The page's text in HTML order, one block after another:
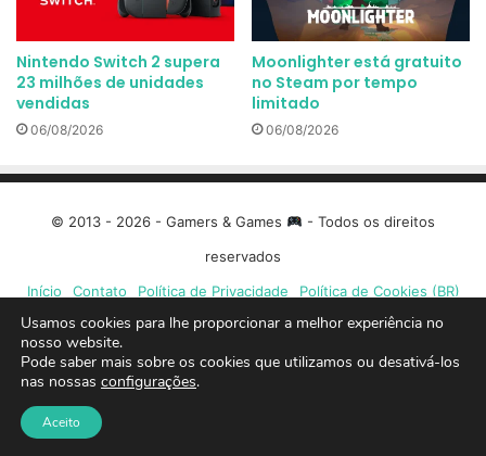
Nintendo Switch 2 supera
23 milhões de unidades
vendidas
06/08/2026
Moonlighter está gratuito
no Steam por tempo
limitado
06/08/2026
© 2013 - 2026 - Gamers & Games
- Todos os direitos
reservados
Início
Contato Política de Privacidade Política de Cookies (BR)
Facebook
X
Usamos cookies para lhe proporcionar a melhor experiência no
nosso website.
Pode saber mais sobre os cookies que utilizamos ou desativá-los
nas nossas configurações.
Aceito